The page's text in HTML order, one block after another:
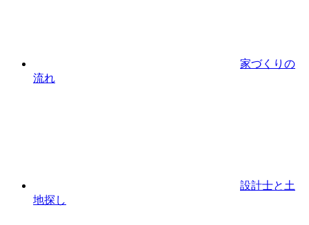
家づくりの
流れ
設計⼠と⼟
地探し